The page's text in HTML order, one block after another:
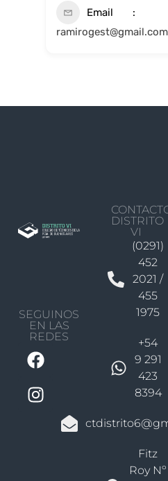
Email
ramirogest@gmail.com
SEGUINOS
EN LAS
REDES
DISTRITO
VI
(0291)
452
2021 /
455
1975
+54
9 291
423
8394
Fitz
Roy Nº